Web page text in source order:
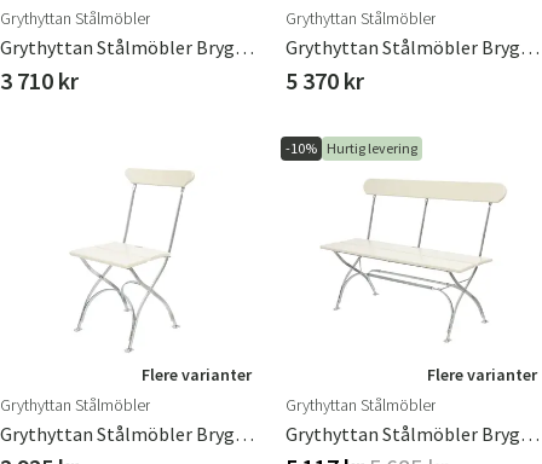
Grythyttan Stålmöbler
Grythyttan Stålmöbler Bryggeribord Med Tre Ben Ø60 Cm
3 710 kr
Grythyttan Stålmöbler
Grythyttan Stålmöbler Bryggeribord 70X110 Cm
5 370 kr
Flere varianter
Grythyttan Stålmöbler
Grythyttan Stålmöbler Bryggeristol
-10% Hurtig levering
Flere varianter
Grythyttan Stålmöbler
Grythyttan Stålmöbler Bryggerisofa